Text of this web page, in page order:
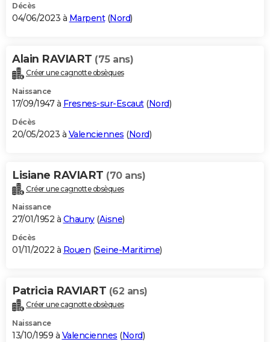
Décès
04/06/2023 à Marpent(Nord)
Alain RAVIART (75 ans)
Créer une cagnotte obsèques
Naissance
17/09/1947 à Fresnes-sur-Escaut(Nord)
Décès
20/05/2023 à Valenciennes (Nord)
Lisiane RAVIART (70 ans)
Créer une cagnotte obsèques
Naissance
27/01/1952 à Chauny(Aisne)
Décès
01/11/2022 à Rouen (Seine-Maritime)
Patricia RAVIART (62 ans)
Créer une cagnotte obsèques
Naissance
13/10/1959 à Valenciennes (Nord)